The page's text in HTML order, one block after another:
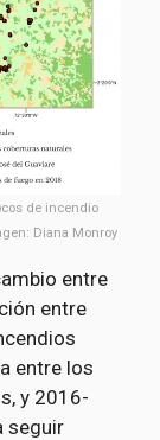
de incendio
Diana Monroy
entre
entre
entre los
y 2016-
seguir